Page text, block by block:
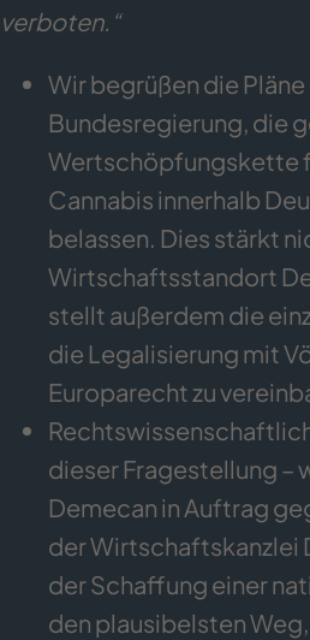
verboten.“
Wir begrüßen die
Bundesregierung, die
Wertschöpfungskette
Cannabis innerhalb
belassen. Dies stärkt
Wirtschaftsstandort
stellt außerdem die
die Legalisierung mit
Europarecht zu
dieser Fragestellung –
Demecan in Auftrag
der Wirtschaftskanzlei
der Schaffung einer
den plausibelsten